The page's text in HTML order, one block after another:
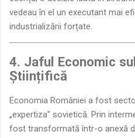
vedeau în el un executant mai
industrializării forțate.
4. Jaful Economic
Științifică
Economia României a fost
„expertiza” sovietică. Prin
fost transformată într-o anexă